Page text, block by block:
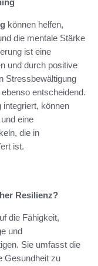
können helfen,
die mentale Stärke
ist eine
und durch positive
Stressbewältigung
entscheidend.
integriert, können
eine
die in
ist.
Resilienz?
die Fähigkeit,
und
Sie umfasst die
Gesundheit zu